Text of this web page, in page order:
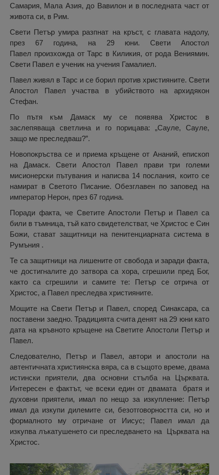
Самария, Мала Азия, до Вавилон и в последната част от
живота си, в Рим.
Свети Петър умира разпнат на кръст, с главата надолу,
през 67 година, на 29 юни. Свети Апостол
Павел произхожда от Тарс в Киликия, от рода Вениямин.
Свети Павел е ученик на учения Гамалиел.
Павел живял в Тарс и се борил против християните. Свети
Апостол Павел участва в убийството на архидякон
Стефан.
По пътя към Дамаск му се появява Христос в
заслепяваща светлина и го порицава: „Сауле, Сауле,
защо ме преследваш?”.
Новопокръства се и приема кръщене от Ананий, епископ
на Дамаск. Свети Апостол Павел прави три големи
мисионерски пътувания и написва 14 послания, които се
намират в Светото Писание. Обезглавен по заповед на
император Нерон, през 67 година.
Поради факта, че Светите Апостоли Петър и Павел са
били в тъмница, тъй като свидетелстват, че Христос е Син
Божи, стават защитници на пенитенциарната система в
Румъния .
Те са защитници на лишените от свобода и заради факта,
че достигналите до затвора са хора, сгрешили пред Бог,
както са сгрешили и самите те: Петър се отрича от
Христос, а Павел преследва християните.
Мощите на Свети Петър и Павел, според Синаксара, са
поставени заедно. Традицията счита денят на 29 юни като
дата на кръвното кръщене на Светите Апостоли Петър и
Павел.
Следователно, Петър и Павел, автори и апостоли на
автентичната християнска вяра, са в същото време, двама
истински приятели, два основни стълба на Църквата.
Интересен е фактът, че всеки един от двамата братя и
духовни приятели, имал по нещо за изкупление: Петър
имал да изкупи дилемите си, безотговорността си, но и
формалното му отричане от Иисус; Павел имал да
изкупва лъкатушенето си преследването на Църквата на
Христос.